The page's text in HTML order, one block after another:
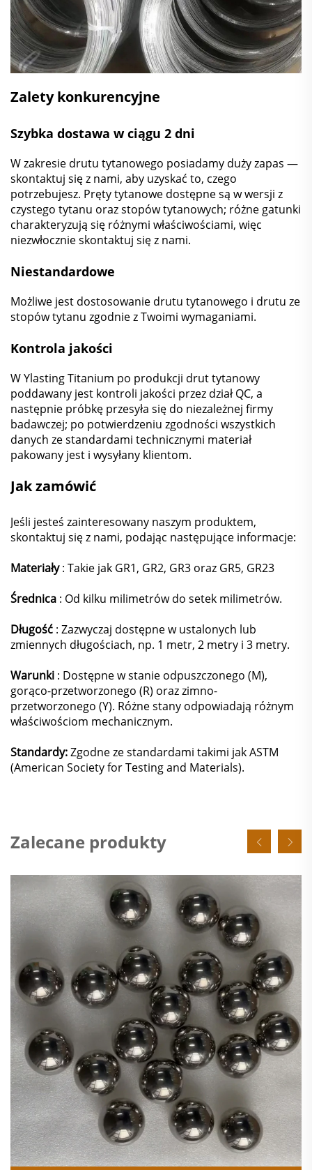
Zalety konkurencyjne
Szybka dostawa w ciągu 2 dni
W zakresie drutu tytanowego posiadamy duży zapas —
skontaktuj się z nami, aby uzyskać to, czego
potrzebujesz. Pręty tytanowe dostępne są w wersji z
czystego tytanu oraz stopów tytanowych; różne gatunki
charakteryzują się różnymi właściwościami, więc
niezwłocznie skontaktuj się z nami.
Niestandardowe
Możliwe jest dostosowanie drutu tytanowego i drutu ze
stopów tytanu zgodnie z Twoimi wymaganiami.
Kontrola jakości
W Ylasting Titanium po produkcji drut tytanowy
poddawany jest kontroli jakości przez dział QC, a
następnie próbkę przesyła się do niezależnej firmy
badawczej; po potwierdzeniu zgodności wszystkich
danych ze standardami technicznymi materiał
pakowany jest i wysyłany klientom.
Jak zamówić
Jeśli jesteś zainteresowany naszym produktem,
skontaktuj się z nami, podając następujące informacje:
Materiały: Takie jak GR1, GR2, GR3 oraz GR5, GR23
Średnica : Od kilku milimetrów do setek milimetrów.
Długość : Zazwyczaj dostępne w ustalonych lub
zmiennych długościach, np. 1 metr, 2 metry i 3 metry.
Warunki : Dostępne w stanie odpuszczonego (M),
gorąco-przetworzonego (R) oraz zimno-
przetworzonego (Y). Różne stany odpowiadają różnym
właściwościom mechanicznym.
Standardy:Zgodne ze standardami takimi jak ASTM
(American Society for Testing and Materials).
Zalecane produkty